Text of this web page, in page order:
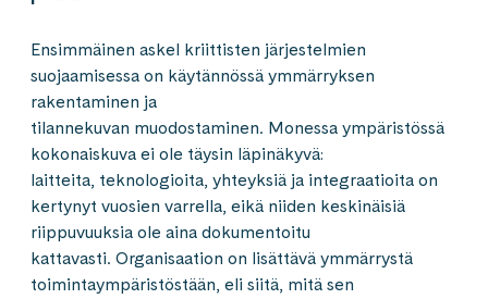
Ensimmäinen askel kriittisten järjestelmien
suojaamisessa on käytännössä ymmärryksen
rakentaminen ja
tilannekuvan muodostaminen. Monessa ympäristössä
kokonaiskuva ei ole täysin läpinäkyvä:
laitteita, teknologioita, yhteyksiä ja integraatioita on
kertynyt vuosien varrella, eikä niiden keskinäisiä
riippuvuuksia ole aina dokumentoitu
kattavasti. Organisaation on lisättävä ymmärrystä
toimintaympäristöstään, eli siitä, mitä sen